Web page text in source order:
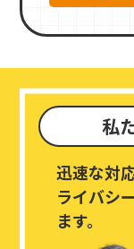
私
迅速な対
ライバシ
ます。